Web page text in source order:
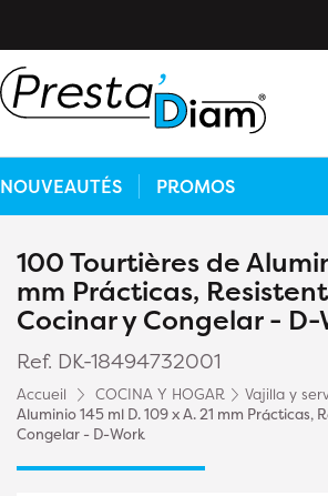
NOUVEAUTÉS PROMOS
100 Tourtières de
mm Prácticas,
Cocinar y Congelar - D-
Ref. DK-18494732001
Accueil COCINA Y HOGAR Vajilla y
Aluminio 145 ml D. 109 x A. 21 mm
Congelar - D-Work